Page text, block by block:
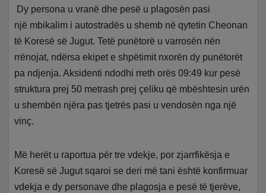
Dy persona u vranë dhe pesë u plagosën pasi
një mbikalim i autostradës u shemb në qytetin Cheonan
të Koresë së Jugut. Tetë punëtorë u varrosën nën
rrënojat, ndërsa ekipet e shpëtimit nxorën dy punëtorët
pa ndjenja. Aksidenti ndodhi rreth orës 09:49 kur pesë
struktura prej 50 metrash prej çeliku që mbështesin urën
u shembën njëra pas tjetrës pasi u vendosën nga një
vinç.
Më herët u raportua për tre vdekje, por zjarrfikësja e
Koresë së Jugut sqaroi se deri më tani është konfirmuar
vdekja e dy personave dhe plagosja e pesë të tjerëve,